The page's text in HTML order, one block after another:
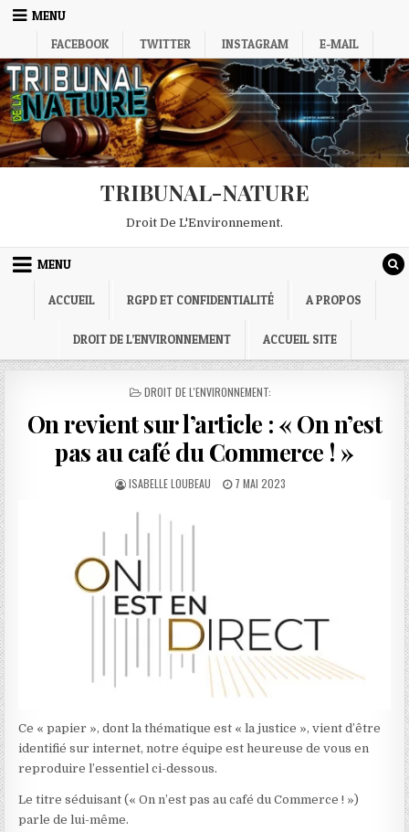
Skip
MENU
FACEBOOK
TWITTER INSTAGRAM E-MAIL
TRIBUNAL-NATURE
Droit De L'Environnement.
MENU
ACCUEIL RGPD ET CONFIDENTIALITÉ A PROPOS
DROIT DE L’ENVIRONNEMENT ACCUEIL SITE
POSTED
DROIT DE L'ENVIRONNEMENT:
On revient sur l’article : « On n’est
pas au café du Commerce ! »
AUTHOR:
ISABELLE LOUBEAU
PUBLISHED
7 MAI 2023
Ce « papier », dont la thématique est « la justice », vient d’être
identifié sur internet, notre équipe est heureuse de vous en
reproduire l’essentiel ci-dessous.
Le titre séduisant (« On n’est pas au café du Commerce ! »)
parle de lui-même.